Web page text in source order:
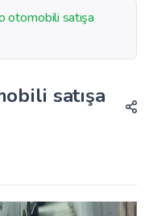
otomobili satışa
satışa